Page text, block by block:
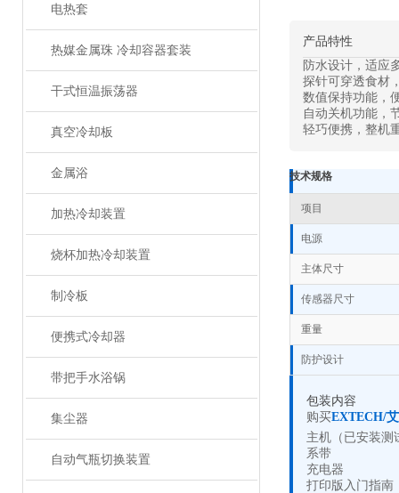
电热套
热媒金属珠 冷却容器套装
干式恒温振荡器
真空冷却板
金属浴
加热冷却装置
烧杯加热冷却装置
制冷板
便携式冷却器
带把手水浴锅
集尘器
自动气瓶切换装置
产品特性
防水设计，适应
探针可穿透食材
数值保持功能，
自动关机功能，
轻巧便携，整机
技术规格
项目
电源
主体尺寸
传感器尺寸
重量
防护设计
包装内容
购买EXTECH/
主机（已安装测
系带
充电器
打印版入门指南